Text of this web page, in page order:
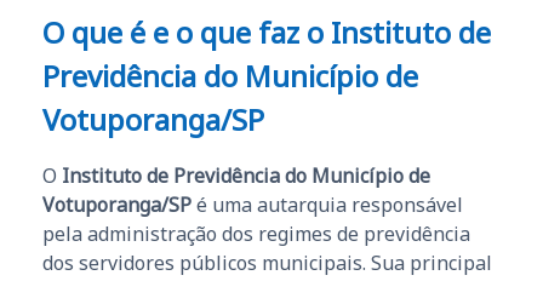
O que é e o que faz o Instituto de
Previdência do Município de
Votuporanga/SP
O Instituto de Previdência do Município de
Votuporanga/SPé uma autarquia responsável
pela administração dos regimes de previdência
dos servidores públicos municipais. Sua principal